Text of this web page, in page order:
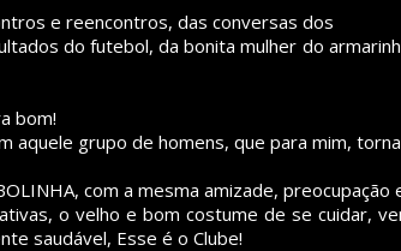
e reencontros, das conversas dos
do futebol, da bonita mulher do
bom!
aquele grupo de homens, que para mim,
com a mesma amizade,
o velho e bom costume de se cuidar,
saudável, Esse é o Clube!